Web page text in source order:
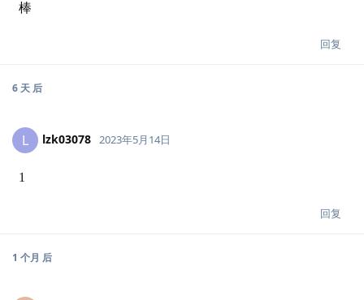
棒
回复
6 天后
L lzk03078 2023年5月14日
1
回复
1 个月 后